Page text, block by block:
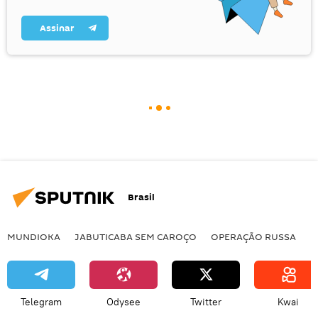
Assinar
Brasil
MUNDIOKA JABUTICABA SEM CAROÇO OPERAÇÃO RUSSA
Telegram Odysee Twitter Kwai